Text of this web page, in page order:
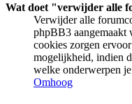
Wat doet "verwijder alle
Verwijder alle
phpBB3 aangemaakt
cookies zorgen
mogelijkheid, indien
welke onderwerpen
Omhoog